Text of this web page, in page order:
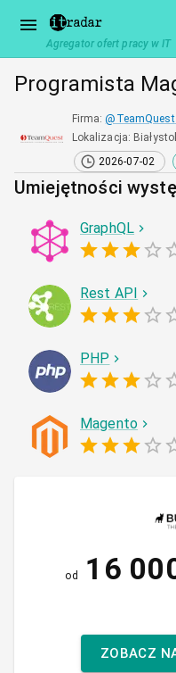
Agregator ofert pracy w IT
Programista
Firma: @ TeamQuest
Lokalizacja:
2026-07-02
Umiejętności
GraphQL
Rest API
PHP
Magento
od 16
ZOBACZ